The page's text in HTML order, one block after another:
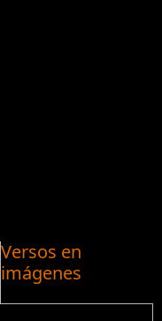
Versos en
imágenes